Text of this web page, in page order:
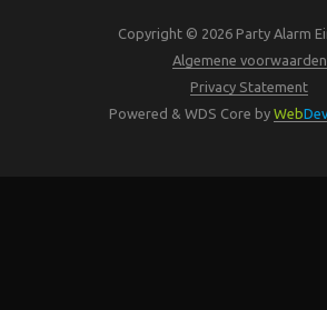
Copyright © 2026 Party Alarm
Algemene voorwaarden
Privacy Statement
Powered & WDS Core by WebDev